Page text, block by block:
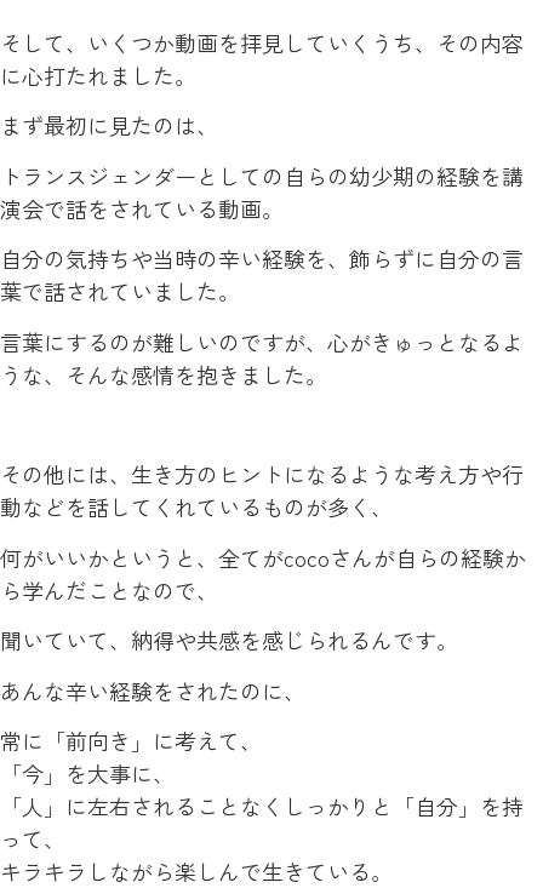
そして、いくつか動画を拝見していくうち、その内容
に心打たれました。
まず最初に見たのは、
トランスジェンダーとしての自らの幼少期の経験を講
演会で話をされている動画。
自分の気持ちや当時の辛い経験を、飾らずに自分の言
葉で話されていました。
言葉にするのが難しいのですが、心がきゅっとなるよ
うな、そんな感情を抱きました。
その他には、生き方のヒントになるような考え方や行
動などを話してくれているものが多く、
何がいいかというと、全てがcocoさんが自らの経験か
ら学んだことなので、
聞いていて、納得や共感を感じられるんです。
あんな辛い経験をされたのに、
常に「前向き」に考えて、
「今」を大事に、
「人」に左右されることなくしっかりと「自分」を持
って、
キラキラしながら楽しんで生きている。